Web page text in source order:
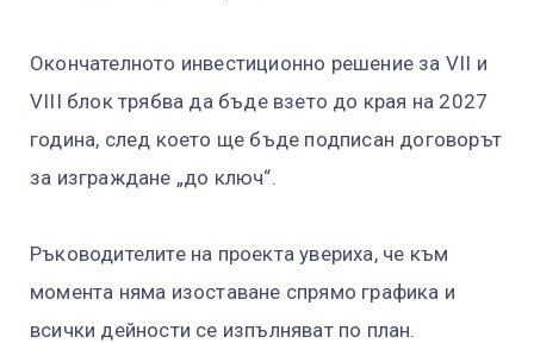
Окончателното инвестиционно решение за VII и
VIII блок трябва да бъде взето до края на 2027
година, след което ще бъде подписан договорът
за изграждане „до ключ“.
Ръководителите на проекта увериха, че към
момента няма изоставане спрямо графика и
всички дейности се изпълняват по план.